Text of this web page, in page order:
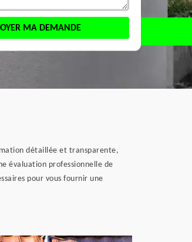
détaillée et transparente,
évaluation professionnelle de
pour vous fournir une